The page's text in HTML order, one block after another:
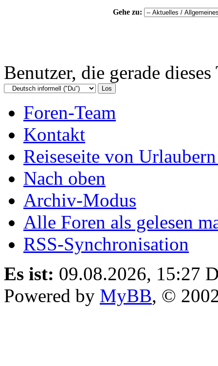
Gehe zu:
Benutzer, die gerade
Foren-Team
Kontakt
Reiseseite von
Nach oben
Archiv-Modus
Alle Foren als gelesen
RSS-Synchronisation
Es ist: 09.08.2026, 15:27
Powered by MyBB, ©